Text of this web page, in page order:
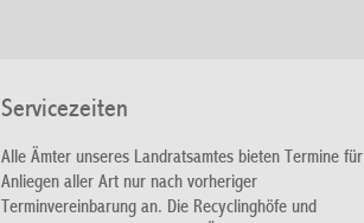
Servicezeiten
Alle Ämter unseres Landratsamtes bieten Termine für
Anliegen aller Art nur nach vorheriger
Terminvereinbarung an. Die Recyclinghöfe und